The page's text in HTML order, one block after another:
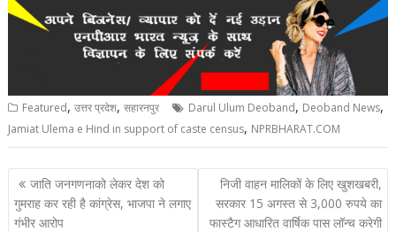
Featured,उत्तर प्रदेश,सहारनपुर Darul Ulum Deoband, Deoband News,
Jamiat Ulema e Hind in support of caste census, NPRBHARAT.COM
Post
navigation
जाति जनगणनाको लेकर देश को
गुमराह कर रही है कांग्रेस, भाजपा ने लगाए
गंभीर आरोप
निजी वाहन मालिकों के लिए खुशखबरी,
सरकार 15 अगस्त से 3,000 रुपये का
फास्टैग आधारित वार्षिक पास लॉन्च करेगी